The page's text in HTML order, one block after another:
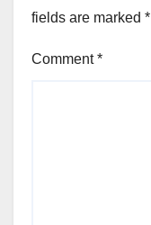
fields are marked *
Comment*